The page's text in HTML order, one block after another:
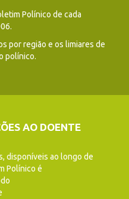
Polínico de cada
por região e os limiares de
polínico.
AO DOENTE
disponíveis ao longo de
Polínico é